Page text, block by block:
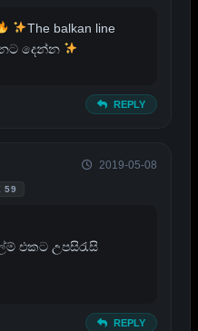
The balkan line
දෙන්න
REPLY
59
2019-05-08
එකට උපසිරැසි
REPLY